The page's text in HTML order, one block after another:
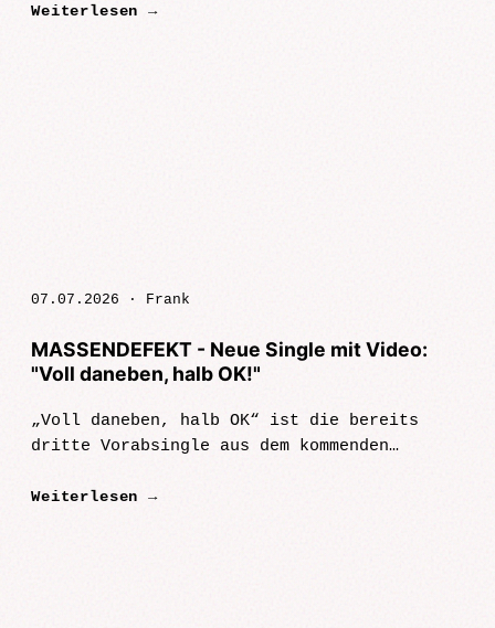
Generationen, eine gemeinsame Geschichte –
Weiterlesen →
07.07.2026 · Frank
MASSENDEFEKT - Neue Single mit Video:
"Voll daneben, halb OK!"
„Voll daneben, halb OK“ ist die bereits
dritte Vorabsingle aus dem kommenden
erschien am 26. Juni 2026, das Album folgt
Weiterlesen →